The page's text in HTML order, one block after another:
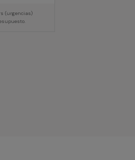
(urgencias)